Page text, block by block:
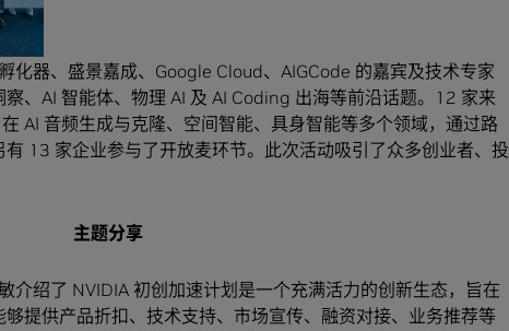
化器、盛景嘉成、Google Cloud、AIGCode 的嘉宾及技术专家
、AI 智能体、物理 AI 及 AI Coding 出海等前沿话题。12 家来
AI 音频生成与克隆、空间智能、具身智能等多个领域，通过路
13 家企业参与了开放麦环节。此次活动吸引了众多创业者、投
主题分享
介绍了 NVIDIA 初创加速计划是一个充满活力的创新生态，旨在
提供产品折扣、技术支持、市场宣传、融资对接、业务推荐等